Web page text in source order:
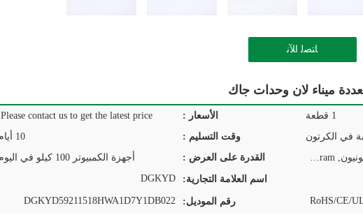
ﺎﺘﺼﻟ ﺍﻶﻧ
1 قطعة الأسعار :
Please contact us to get the latest price.
في الكرتون وقت التسليم :
10 أيام
T/T, D/P, D/A, L/C, ويسترن يونيون, MoneyGram القدرة على العرض : أجهزة الكمبيوتر 100 كيلو في اليوم
اسم العلامة التجارية: DGKYD
RoHS/CE/ رقم الموديل: DGKYD59211518HWA1D7Y1DB022